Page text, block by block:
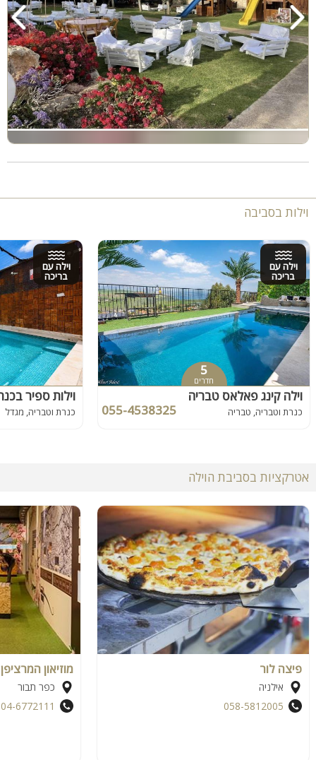
וילות בסביבה
וילה עם
בריכה
5
חדרים
וילה קינג פאלאס טבריה
כנרת וטבריה, טבריה 055-4538325
וילה עם
בריכה
וילות ספיר
כנרת וטבריה, מגדל
אטרקציות בסביבת הוילה
פיצה לור
אילניה
058-5812005
מוזיאון המרציפן
כפר תבור
04-6772111